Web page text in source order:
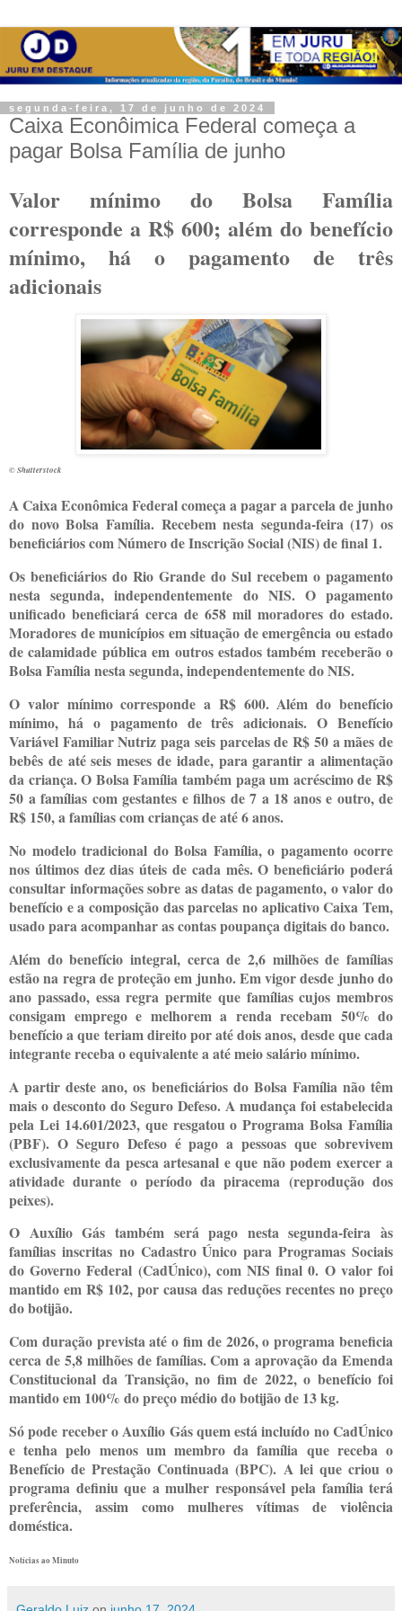
segunda-feira, 17 de junho de 2024
Caixa Econôimica Federal começa a
pagar Bolsa Família de junho
Valor mínimo do Bolsa Família
corresponde a R$ 600; além do benefício
mínimo, há o pagamento de três
adicionais
© Shutterstock
ACaixa Econômica Federal começa a pagar a parcela de junho
do novo Bolsa Família. Recebem nesta segunda-feira (17) os
beneficiários com Número de Inscrição Social (NIS) de final 1.
Os beneficiários do Rio Grande do Sul recebem o pagamento
nesta segunda, independentemente do NIS. O pagamento
unificado beneficiará cerca de 658 mil moradores do estado.
Moradores de municípios em situação de emergência ou estado
de calamidade pública em outros estados também receberão o
Bolsa Família nesta segunda, independentemente do NIS.
O valor mínimo corresponde a R$ 600. Além do benefício
mínimo, há o pagamento de três adicionais. O Benefício
Variável Familiar Nutriz paga seis parcelas de R$ 50 a mães de
bebês de até seis meses de idade, para garantir a alimentação
da criança. O Bolsa Família também paga um acréscimo de R$
50 a famílias com gestantes e filhos de 7 a 18 anos e outro, de
R$ 150, a famílias com crianças de até 6 anos.
No modelo tradicional do Bolsa Família, o pagamento ocorre
nos últimos dez dias úteis de cada mês. O beneficiário poderá
consultar informações sobre as datas de pagamento, o valor do
benefício e a composição das parcelas no aplicativo Caixa Tem,
usado para acompanhar as contas poupança digitais do banco.
Além do benefício integral, cerca de 2,6 milhões de famílias
estão na regra de proteção em junho. Em vigor desde junho do
ano passado, essa regra permite que famílias cujos membros
consigam emprego e melhorem a renda recebam 50% do
benefício a que teriam direito por até dois anos, desde que cada
integrante receba o equivalente a até meio salário mínimo.
A partir deste ano, os beneficiários do Bolsa Família não têm
mais o desconto do Seguro Defeso. A mudança foi estabelecida
pela Lei 14.601/2023, que resgatou o Programa Bolsa Família
(PBF). O Seguro Defeso é pago a pessoas que sobrevivem
exclusivamente da pesca artesanal e que não podem exercer a
atividade durante o período da piracema (reprodução dos
peixes).
O Auxílio Gás também será pago nesta segunda-feira às
famílias inscritas no Cadastro Único para Programas Sociais
do Governo Federal (CadÚnico), com NIS final 0. O valor foi
mantido em R$ 102, por causa das reduções recentes no preço
do botijão.
Com duração prevista até o fim de 2026, o programa beneficia
cerca de 5,8 milhões de famílias. Com a aprovação da Emenda
Constitucional da Transição, no fim de 2022, o benefício foi
mantido em 100% do preço médio do botijão de 13 kg.
Só pode receber o Auxílio Gás quem está incluído no CadÚnico
e tenha pelo menos um membro da família que receba o
Benefício de Prestação Continuada (BPC). A lei que criou o
programa definiu que a mulher responsável pela família terá
preferência, assim como mulheres vítimas de violência
doméstica.
Notícias ao Minuto